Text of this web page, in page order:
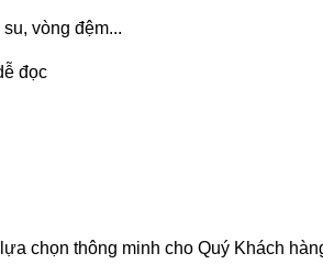
vòng đệm...
đọc
chọn thông minh cho Quý Khách